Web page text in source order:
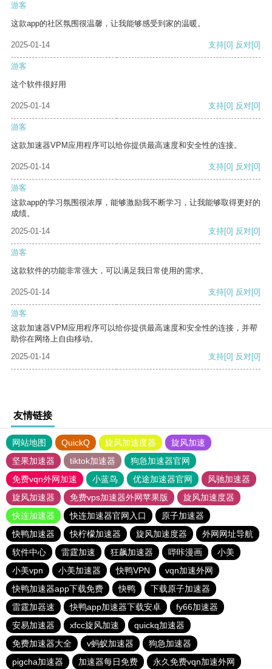
游客
这款app的社区氛围很温馨，让我能够感受到家的温暖。
2025-01-14 支持[0] 反对[0]
游客
这个软件很好用
2025-01-14 支持[0] 反对[0]
游客
这款加速器VPM应用程序可以给你提供最高速度和安全性的连接。
2025-01-14 支持[0] 反对[0]
游客
这款app的学习氛围很浓厚，能够激励我不断学习，让我能够取得更好的
成绩。
2025-01-14
支持[0] 反对[0]
游客
这款软件的功能非常强大，可以满足我日常使用的需求。
2025-01-14 支持[0] 反对[0]
游客
这款加速器VPM应用程序可以给你提供最高速度和安全性的连接，并帮
助你在网络上自由移动。
2025-01-14
支持[0] 反对[0]
友情链接
网站地图 QuickQ 旋风加速度器
旋风加速
坚果加速器
tiktok加速器
狗急加速器官网
免费vqn外网加速
小蓝鸟 优途加速器官网
风驰加速器
旋风加速器
免费vps加速器外网苹果版
旋风加速度器
快连加速器
快连加速器官网入口
原子加速器
快鸭加速器
快柠檬加速器 旋风加速度器
外网网址导航
软件中心
雷霆加速 狂飙加速器 哔咔漫画
小美
小美vpn
小美加速器 快鸭VPN
vqn加速外网
快鸭加速器app下载免费
快鸭
下载原子加速器
雷霆加器速
快鸭app加速器下载安卓
fy66加速器
安易加速器
xfcc旋风加速
quickq加速器
免费加速器大全
v蚂蚁加速器
狗急加速器
pigcha加速器
加速器每日免费 永久免费vqn加速外网